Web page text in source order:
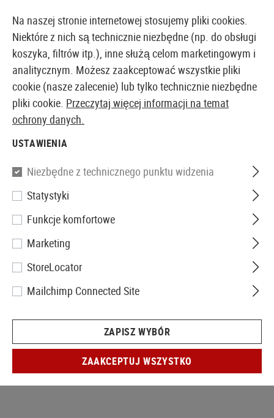
EUROPEJSKI AIRSOFT SKLEP I HURTOWNIA
Strona główna
SG553 SOW LB
Na naszej stronie internetowej stosujemy pliki cookies.
Niektóre z nich są technicznie niezbędne (np. do obsługi
koszyka, filtrów itp.), inne służą celom marketingowym i
analitycznym. Możesz zaakceptować wszystkie pliki
cookie (nasze zalecenie) lub tylko technicznie niezbędne
pliki cookie. Przeczytaj więcej informacji na temat
ochrony danych.
USTAWIENIA
Niezbędne z technicznego punktu widzenia
Statystyki
Funkcje komfortowe
Marketing
StoreLocator
Mailchimp Connected Site
ZAPISZ WYBÓR
ZAAKCEPTUJ WSZYSTKO